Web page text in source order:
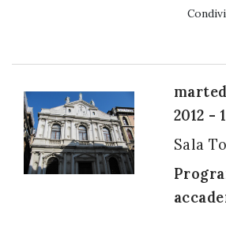
2012 -
Sala
newsletter: